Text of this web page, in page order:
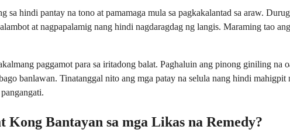
hindi pantay na tono at pamamaga mula sa pagkakalantad sa araw.
at nagpapalamig nang hindi nagdaragdag ng langis. Maraming tao
paggamot para sa iritadong balat. Paghaluin ang pinong giniling na
banlawan. Tinatanggal nito ang mga patay na selula nang hindi
Bantayan sa mga Likas na Remedy?